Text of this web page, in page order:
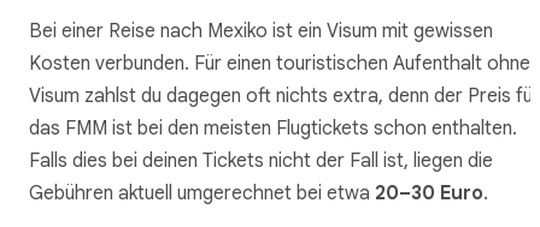
Bei einer Reise nach Mexiko ist ein Visum mit gewissen
Kosten verbunden. Für einen touristischen Aufenthalt ohne
Visum zahlst du dagegen oft nichts extra, denn der Preis für
das FMM ist bei den meisten Flugtickets schon enthalten.
Falls dies bei deinen Tickets nicht der Fall ist, liegen die
Gebühren aktuell umgerechnet bei etwa 20–30 Euro.